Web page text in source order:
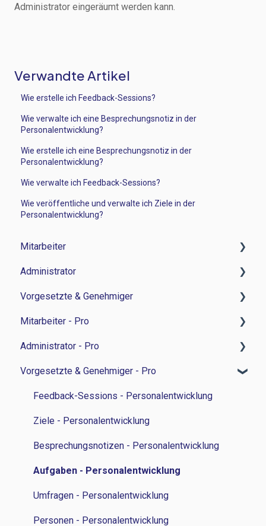
Administrator eingeräumt werden kann.
Verwandte Artikel
Wie erstelle ich Feedback-Sessions?
Wie verwalte ich eine Besprechungsnotiz in der
Personalentwicklung?
Wie erstelle ich eine Besprechungsnotiz in der
Personalentwicklung?
Wie verwalte ich Feedback-Sessions?
Wie veröffentliche und verwalte ich Ziele in der
Personalentwicklung?
Mitarbeiter
Zeitwirtschaft
Reisemanagement
Personalverwaltung
Lohn und Gehalt
Grundlagen
Administrator
Zeitwirtschaft
Reisemanagement
Personalverwaltung
Personalentwicklung
Bewerbermanagement
Lohn und Gehalt
Grundlagen
Integrationen
Sicherheit
HR-Analytics
Vorgesetzte & Genehmiger
Zeitwirtschaft
Personalverwaltung
Bewerbermanagament
Sonstiges
Mitarbeiter - Pro
Feedback-Sessions - Personalentwicklung
Ziele - Personalentwicklung
Besprechungsnotizen - Personalentwicklung
Aufgaben - Personalentwicklung
Umfragen - Personalentwicklung
Einstellungen - Personalentwicklung
Administrator - Pro
Feedback-Session - Personalentwicklung
Ziele - Personalentwicklung
Besprechungsnotizen - Personalentwicklung
Aufgaben - Personalentwicklung
Umfragen - Personalentwicklung
Personen - Personalentwicklung
Einstellungen - Personalentwicklung
Vorgesetzte & Genehmiger - Pro
Feedback-Sessions - Personalentwicklung
Ziele - Personalentwicklung
Besprechungsnotizen - Personalentwicklung
Aufgaben - Personalentwicklung
Umfragen - Personalentwicklung
Personen - Personalentwicklung